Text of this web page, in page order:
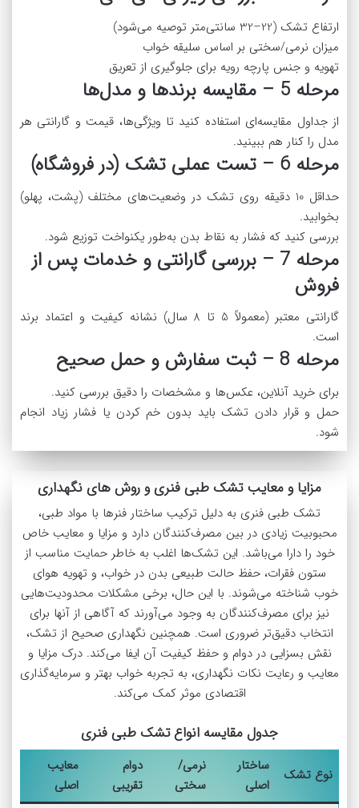
ارتفاع تشک (22–32 سانتی‌متر توصیه می‌شود)
میزان نرمی/سختی بر اساس سلیقه خواب
تهویه و جنس پارچه رویه برای جلوگیری از تعریق
مرحله 5 – مقایسه برندها و مدل‌ها
از جداول مقایسه‌ای استفاده کنید تا ویژگی‌ها، قیمت و گارانتی هر
مدل را کنار هم ببینید.
مرحله 6 – تست عملی تشک (در فروشگاه)
حداقل 10 دقیقه روی تشک در وضعیت‌های مختلف (پشت، پهلو)
بخوابید.
بررسی کنید که فشار به نقاط بدن به‌طور یکنواخت توزیع شود.
مرحله 7 – بررسی گارانتی و خدمات پس از
فروش
گارانتی معتبر (معمولاً 5 تا 8 سال) نشانه کیفیت و اعتماد برند
است.
مرحله 8 – ثبت سفارش و حمل صحیح
برای خرید آنلاین، عکس‌ها و مشخصات را دقیق بررسی کنید.
حمل و قرار دادن تشک باید بدون خم کردن یا فشار زیاد انجام
شود.
مزایا و معایب تشک طبی فنری و روش های نگهداری
تشک‌ طبی فنری به دلیل ترکیب ساختار فنرها با مواد طبی،
محبوبیت زیادی در بین مصرف‌کنندگان دارد و مزایا و معایب خاص
خود را دارا می‌باشد. این تشک‌ها اغلب به خاطر حمایت مناسب از
ستون فقرات، حفظ حالت طبیعی بدن در خواب، و تهویه هوای
خوب شناخته می‌شوند. با این حال، برخی مشکلات محدودیت‌هایی
نیز برای مصرف‌کنندگان به وجود می‌آورند که آگاهی از آنها برای
انتخاب دقیق‌تر ضروری است. همچنین نگهداری صحیح از تشک،
نقش بسزایی در دوام و حفظ کیفیت آن ایفا می‌کند. درک مزایا و
معایب و رعایت نکات نگهداری، به تجربه خواب بهتر و سرمایه‌گذاری
اقتصادی موثر کمک می‌کند.
جدول مقایسه انواع تشک طبی فنری
نوع تشک
ساختار
اصلی
نرمی/
سختی
دوام
تقریبی
معایب
اصلی